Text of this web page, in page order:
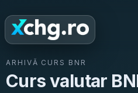
ARHIVĂ CURS BNR
Curs valutar